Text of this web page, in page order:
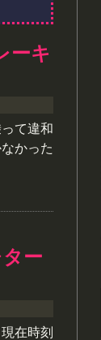
ーキ
て違和
かった
ー
在時刻